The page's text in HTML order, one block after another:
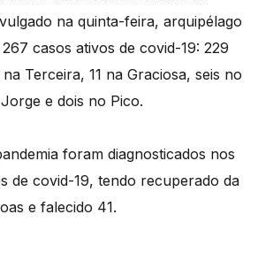
na quinta-feira, arquipélago
casos ativos de covid-19: 229
Terceira, 11 na Graciosa, seis no
e dois no Pico.
foram diagnosticados nos
de covid-19, tendo recuperado da
e falecido 41.